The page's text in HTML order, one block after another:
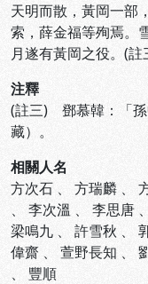
天明而散，黃岡一部
索，薛金福等殉焉。
月遂有黃岡之役。(註
注釋
(註三) 鄧慕韓：「孫
藏）。
相關人名
方次石 、 方瑞麟 、
、 李次溫 、 李思唐 、
梁鳴九 、 許雪秋 、
偉齋 、 萱野長知 、
、 豐順